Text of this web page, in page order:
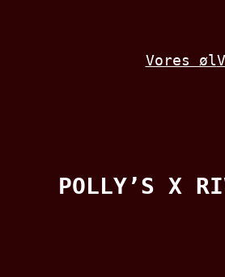
Vores øl
POLLY’S X